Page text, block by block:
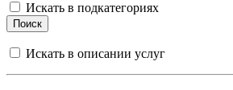
Искать в подкатегориях
Искать в описании услуг